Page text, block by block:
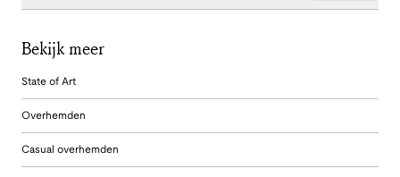
Bekijk meer
State of Art
Overhemden
Casual overhemden